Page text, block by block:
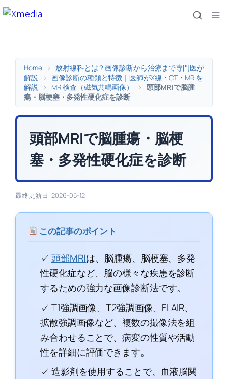
内
Home >
放射線科とは？画像診断から治療まで専門医が
解説
>
画像診断の種類と特徴｜医師がX線・CT・MRIを
解説
> MRI検査（磁気共鳴画像） >
頭部MRIで脳腫
瘍・脳梗塞・多発性硬化症を診断
頭部MRIで脳腫瘍・脳梗
塞・多発性硬化症を診断
最終更新日: 2026-05-12
この記事のポイント
✓ 頭部MRIは、脳腫瘍、脳梗塞、多発
性硬化症など、脳の様々な疾患を診断
するための強力な画像診断法です。
✓ T1強調画像、T2強調画像、FLAIR、
拡散強調画像など、複数の撮像法を組
み合わせることで、病変の性質や活動
性を詳細に評価できます。
✓ 造影剤を使用することで、血液脳関